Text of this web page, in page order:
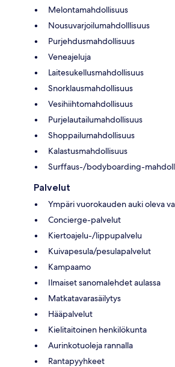
Melontamahdollisuus
Nousuvarjoilumahdolllisuus
Purjehdusmahdollisuus
Veneajeluja
Laitesukellusmahdollisuus
Snorklausmahdollisuus
Vesihiihtomahdollisuus
Purjelautailumahdollisuus
Shoppailumahdollisuus
Kalastusmahdollisuus
Surffaus-/bodyboarding-
Palvelut
Ympäri vuorokauden auki oleva
Concierge-palvelut
Kiertoajelu-/lippupalvelu
Kuivapesula/pesulapalvelut
Kampaamo
Ilmaiset sanomalehdet aulassa
Matkatavarasäilytys
Hääpalvelut
Kielitaitoinen henkilökunta
Aurinkotuoleja rannalla
Rantapyyhkeet